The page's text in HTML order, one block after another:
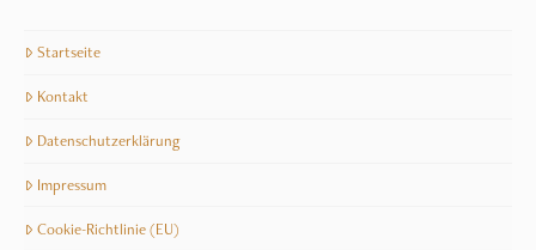
Startseite
Kontakt
Datenschutzerklärung
Impressum
Cookie-Richtlinie (EU)